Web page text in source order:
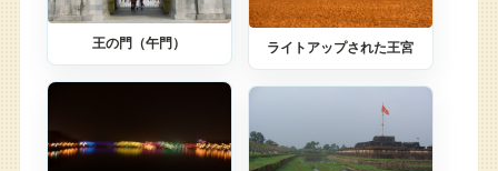
王の門（午門） ライトアップされた王宮